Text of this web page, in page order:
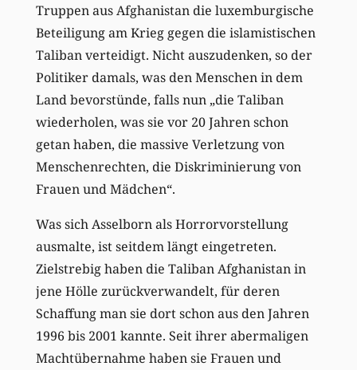
Truppen aus Afghanistan die luxemburgische
Beteiligung am Krieg gegen die islamistischen
Taliban verteidigt. Nicht auszudenken, so der
Politiker damals, was den Menschen in dem
Land bevorstünde, falls nun „die Taliban
wiederholen, was sie vor 20 Jahren schon
getan haben, die massive Verletzung von
Menschenrechten, die Diskriminierung von
Frauen und Mädchen“.
Was sich Asselborn als Horrorvorstellung
ausmalte, ist seitdem längt eingetreten.
Zielstrebig haben die Taliban Afghanistan in
jene Hölle zurückverwandelt, für deren
Schaffung man sie dort schon aus den Jahren
1996 bis 2001 kannte. Seit ihrer abermaligen
Machtübernahme haben sie Frauen und